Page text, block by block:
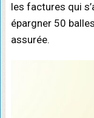
les factures qui
épargner 50
assurée.